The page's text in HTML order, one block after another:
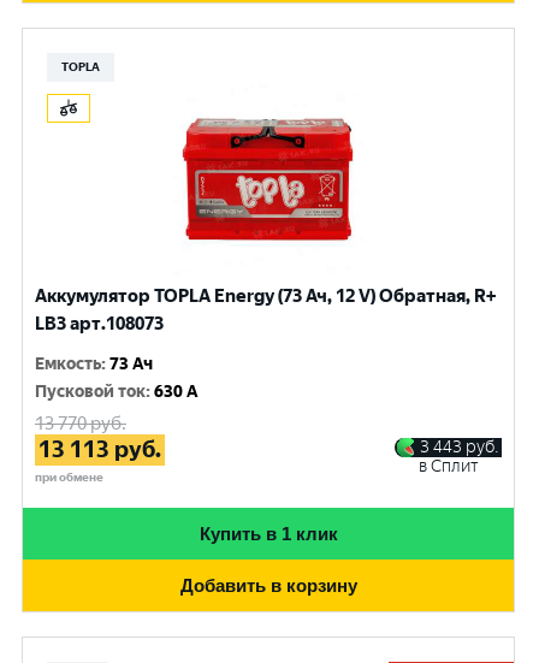
TOPLA
Аккумулятор TOPLA Energy (73 Ач, 12 V) Обратная, R+
LB3 арт.108073
Емкость:73 Ач
Пусковой ток:630 A
13 770руб.
13 113 руб.
при обмене
3 443 руб.
в Сплит
Купить в 1 клик
Добавить в корзину